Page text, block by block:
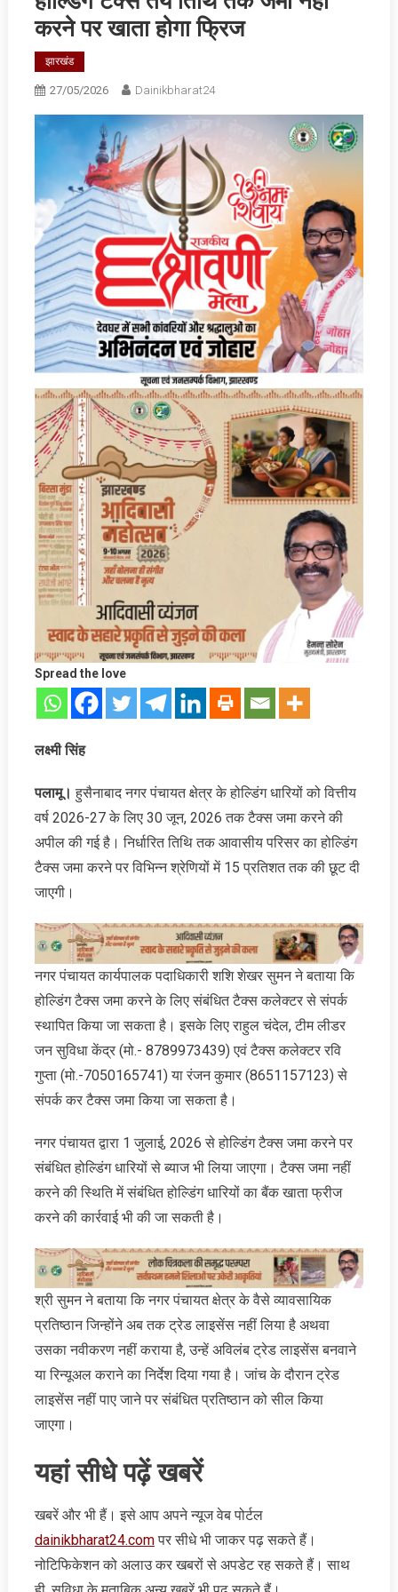
करने पर खाता होगा फ्रिज
झारखंड
27/05/2026 Dainikbharat24
Spread the love
लक्ष्मी सिंह
पलामू। हुसैनाबाद नगर पंचायत क्षेत्र के होल्डिंग धारियों को वित्तीय
वर्ष 2026-27 के लिए 30 जून, 2026 तक टैक्स जमा करने की
अपील की गई है। निर्धारित तिथि तक आवासीय परिसर का होल्डिंग
टैक्स जमा करने पर विभिन्न श्रेणियों में 15 प्रतिशत तक की छूट दी
जाएगी।
नगर पंचायत कार्यपालक पदाधिकारी शशि शेखर सुमन ने बताया कि
होल्डिंग टैक्स जमा करने के लिए संबंधित टैक्स कलेक्टर से संपर्क
स्थापित किया जा सकता है। इसके लिए राहुल चंदेल, टीम लीडर
जन सुविधा केंद्र (मो.- 8789973439) एवं टैक्स कलेक्टर रवि
गुप्ता (मो.-7050165741) या रंजन कुमार (8651157123) से
संपर्क कर टैक्स जमा किया जा सकता है।
नगर पंचायत द्वारा 1 जुलाई, 2026 से होल्डिंग टैक्स जमा करने पर
संबंधित होल्डिंग धारियों से ब्याज भी लिया जाएगा। टैक्स जमा नहीं
करने की स्थिति में संबंधित होल्डिंग धारियों का बैंक खाता फ्रीज
करने की कार्रवाई भी की जा सकती है।
श्री सुमन ने बताया कि नगर पंचायत क्षेत्र के वैसे व्यावसायिक
प्रतिष्ठान जिन्होंने अब तक ट्रेड लाइसेंस नहीं लिया है अथवा
उसका नवीकरण नहीं कराया है, उन्हें अविलंब ट्रेड लाइसेंस बनवाने
या रिन्यूअल कराने का निर्देश दिया गया है। जांच के दौरान ट्रेड
लाइसेंस नहीं पाए जाने पर संबंधित प्रतिष्ठान को सील किया
जाएगा।
यहां सीधे पढ़ें खबरें
खबरें और भी हैं। इसे आप अपने न्‍यूज वेब पोर्टल
dainikbharat24.comपर सीधे भी जाकर पढ़ सकते हैं।
नोटिफिकेशन को अलाउ कर खबरों से अपडेट रह सकते हैं। साथ